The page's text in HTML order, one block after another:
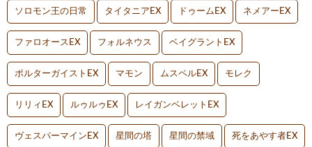
ソロモン王の日常 タイタニアEX ドゥームEX ネメアーEX
ファロオースEX フォルネウス ベイグラントEX
ポルターガイストEX マモン ムスペルEX モレク
リリィEX ルゥルゥEX レイガンベレットEX
ヴェスパーマインEX 星間の塔 星間の禁域 死をあやす者EX